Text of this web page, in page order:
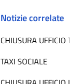
Notizie correlate
CHIUSURA UFFICIO
TAXI SOCIALE